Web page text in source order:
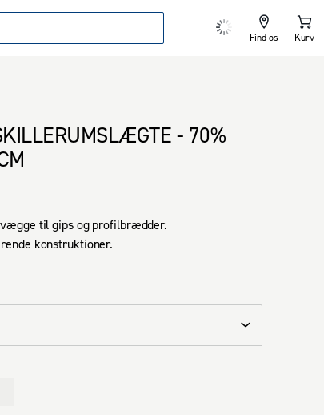
Find os Kurv
- 70%
til gips og profilbrædder.
konstruktioner.